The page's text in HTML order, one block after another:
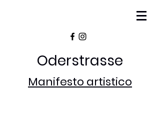
Oderstrasse
Manifesto artistico